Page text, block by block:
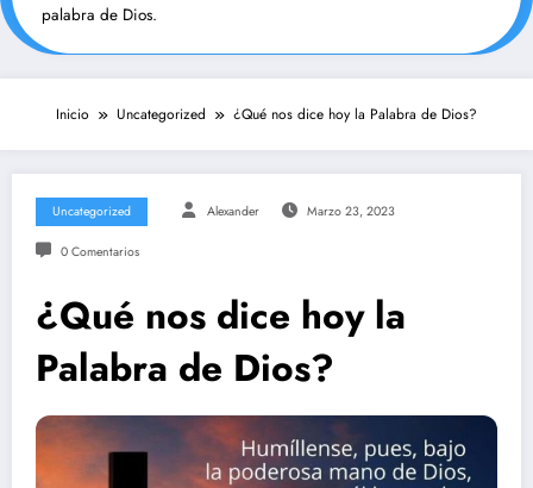
palabra de Dios.
Inicio Uncategorized ¿Qué nos dice hoy la Palabra de Dios?
Uncategorized Alexander Marzo 23, 2023
0 Comentarios
¿Qué nos dice hoy la
Palabra de Dios?